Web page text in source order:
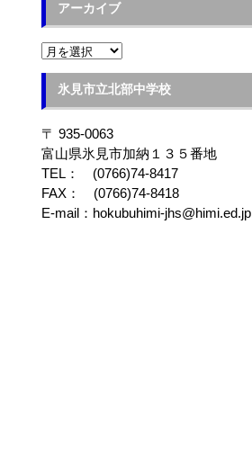
アーカイブ
ア
ー
カ
氷見市立北部中学校
〒 935-0063
富山県氷見市加納１３５番地
TEL： (0766)74-8417
FAX： (0766)74-8418
E-mail：hokubuhimi-jhs@himi.ed.jp